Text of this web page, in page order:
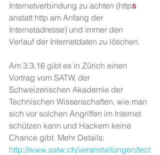
Internetverbindung zu achten (https
anstatt http am Anfang der
Internetadresse) und immer den
Verlauf der Internetdaten zu löschen.
Am 3.3.16 gibt es in Zürich einen
Vortrag vom SATW, der
Schweizerischen Akademie der
Technischen Wissenschaften, wie man
sich vor solchen Angriffen im Internet
schützen kann und Hackern keine
Chance gibt. Mehr Details:
http://www.satw.ch/veranstaltungen/tect